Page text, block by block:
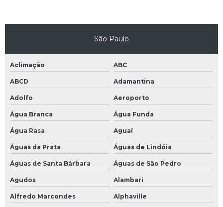
Chumbo colante para balanceamento preço
Parafusadeira pneumatica preço
Parafuso de cambagem preço
Chumbo para balanceamento preço
Anel para montagem de pneu
Calibrador de pneus manual
Calibrador manual
Camara de ar caminhao 900x20
São Paulo
Aclimação ABC
ABCD Adamantina
Adolfo Aeroporto
Água Branca Água Funda
Água Rasa Aguaí
Águas da Prata Águas de Lindóia
Águas de Santa Bárbara Águas de São Pedro
Agudos Alambari
Alfredo Marcondes Alphaville